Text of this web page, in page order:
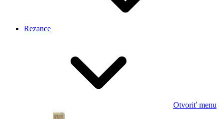
Rezance
Otvoriť menu